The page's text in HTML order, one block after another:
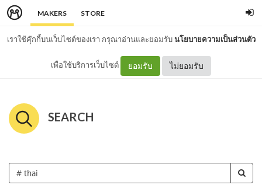
MAKERS STORE
เราใช้คุ๊กกี้บนเว็บไซต์ของเรา กรุณาอ่านและยอมรับนโยบายความเป็นส่วนตัว
เพื่อใช้บริการเว็บไซต์ ยอมรับ ไม่ยอมรับ
SEARCH